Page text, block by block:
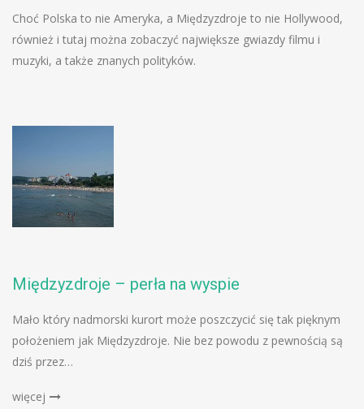
Choć Polska to nie Ameryka, a Międzyzdroje to nie Hollywood,
również i tutaj można zobaczyć największe gwiazdy filmu i
muzyki, a także znanych polityków.
Międzyzdroje – perła na wyspie
Mało który nadmorski kurort może poszczycić się tak pięknym
położeniem jak Międzyzdroje. Nie bez powodu z pewnością są
dziś przez…
więcej